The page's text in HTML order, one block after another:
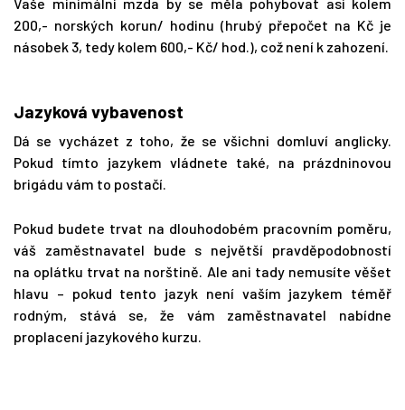
Vaše minimální mzda by se měla pohybovat asi kolem
200,- norských korun/ hodinu (hrubý přepočet na Kč je
násobek 3, tedy kolem 600,- Kč/ hod.), což není k zahození.
Jazyková vybavenost
Dá se vycházet z toho, že se všichni domluví anglicky.
Pokud tímto jazykem vládnete také, na prázdninovou
brigádu vám to postačí.
Pokud budete trvat na dlouhodobém pracovním poměru,
váš zaměstnavatel bude s největší pravděpodobností
na oplátku trvat na norštině. Ale ani tady nemusíte věšet
hlavu – pokud tento jazyk není vaším jazykem téměř
rodným, stává se, že vám zaměstnavatel nabídne
proplacení jazykového kurzu.